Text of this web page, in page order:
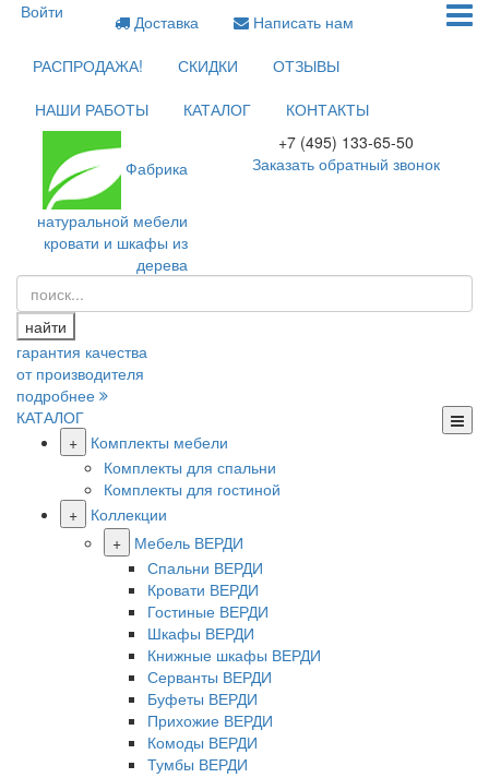
Войти Доставка
Написать нам
РАСПРОДАЖА!
СКИДКИ
ОТЗЫВЫ
НАШИ РАБОТЫ
КАТАЛОГ КОНТАКТЫ
Фабрика
натуральной мебели
кровати и шкафы из
дерева
+7 (495) 133-65-50
Заказать обратный звонок
найти
гарантия качества
от производителя
подробнее
КАТАЛОГ
+
Комплекты мебели
Комплекты для спальни
Комплекты для гостиной
+
Коллекции
+
Мебель ВЕРДИ
Спальни ВЕРДИ
Кровати ВЕРДИ
Гостиные ВЕРДИ
Шкафы ВЕРДИ
Книжные шкафы ВЕРДИ
Серванты ВЕРДИ
Буфеты ВЕРДИ
Прихожие ВЕРДИ
Комоды ВЕРДИ
Тумбы ВЕРДИ